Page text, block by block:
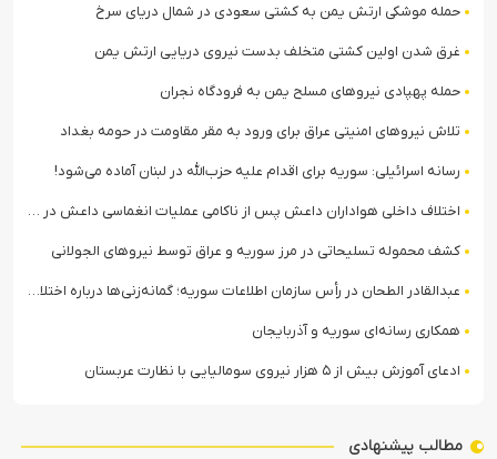
حمله موشکی ارتش یمن به کشتی سعودی در شمال دریای سرخ
غرق شدن اولین کشتی متخلف بدست نیروی دریایی ارتش یمن
حمله پهپادی نیروهای مسلح یمن به فرودگاه نجران
تلاش نیروهای امنیتی عراق برای ورود به مقر مقاومت در حومه بغداد
رسانه اسرائیلی: سوریه برای اقدام علیه حزب‌الله در لبنان آماده می‌شود!
اختلاف داخلی هواداران داعش پس از ناکامی عملیات انغماسی داعش در رقه
کشف محموله تسلیحاتی در مرز سوریه و عراق توسط نیروهای الجولانی
عبدالقادر الطحان در رأس سازمان اطلاعات سوریه؛ گمانه‌زنی‌ها درباره اختلافات در ساختار امنیتی
همکاری رسانه‌ای سوریه و آذربایجان
ادعای آموزش بیش از ۵ هزار نیروی سومالیایی با نظارت عربستان
مطالب پیشنهادی